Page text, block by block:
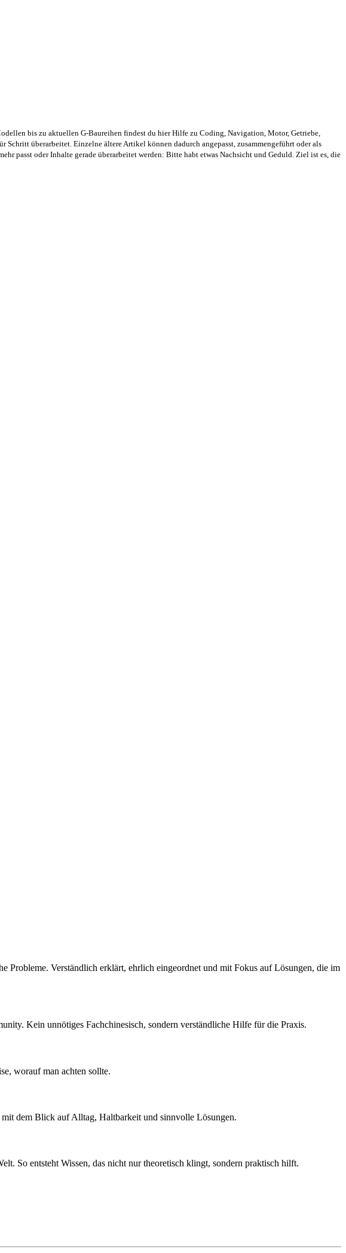
bis zu aktuellen G-Baureihen findest du hier Hilfe zu Coding, Navigation, Motor, Getriebe,
überarbeitet. Einzelne ältere Artikel können dadurch angepasst, zusammengeführt oder als
passt oder Inhalte gerade überarbeitet werden: Bitte habt etwas Nachsicht und Geduld. Ziel ist es, die
Verständlich erklärt, ehrlich eingeordnet und mit Fokus auf Lösungen, die im
Kein unnötiges Fachchinesisch, sondern verständliche Hilfe für die Praxis.
worauf man achten sollte.
dem Blick auf Alltag, Haltbarkeit und sinnvolle Lösungen.
So entsteht Wissen, das nicht nur theoretisch klingt, sondern praktisch hilft.